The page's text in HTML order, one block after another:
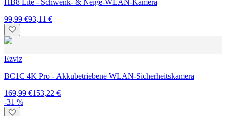
HB8 Lite - Schwenk- & Neige-WLAN-Kamera
99,99 €93,11 €
Ezviz
BC1C 4K Pro - Akkubetriebene WLAN-Sicherheitskamera
169,99 €153,22 €
-31 %